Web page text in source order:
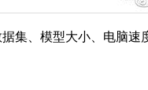
、模型大小、电脑速